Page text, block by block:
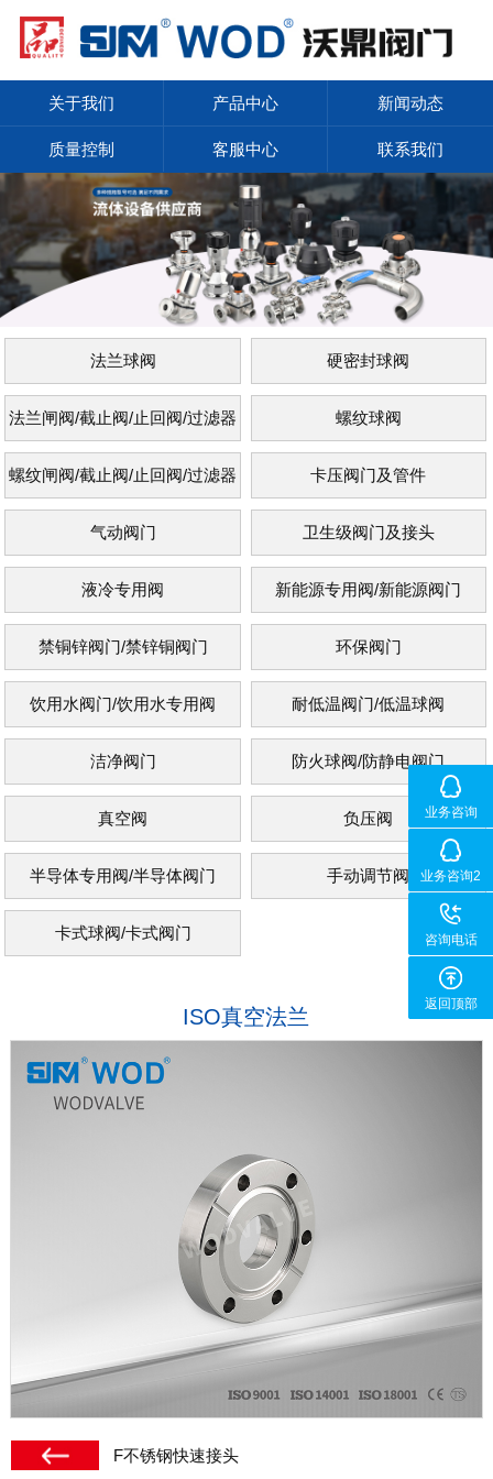
关于我们 产品中心 新闻动态
质量控制 客服中心 联系我们
法兰球阀 硬密封球阀
法兰闸阀/截止阀/止回阀/过滤器 螺纹球阀
螺纹闸阀/截止阀/止回阀/过滤器 卡压阀门及管件
气动阀门 卫生级阀门及接头
液冷专用阀 新能源专用阀/新能源阀门
禁铜锌阀门/禁锌铜阀门 环保阀门
饮用水阀门/饮用水专用阀 耐低温阀门/低温球阀
洁净阀门 防火球阀/防静电阀门
真空阀 负压阀
半导体专用阀/半导体阀门 手动调节阀
卡式球阀/卡式阀门
ISO真空法兰
F不锈钢快速接头
业务咨询
业务咨询2
咨询电话
返回顶部